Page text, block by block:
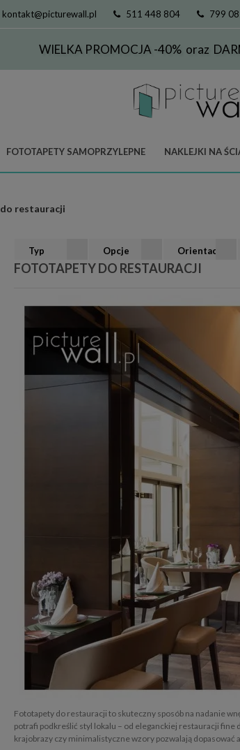
kontakt@picturewall.pl 511 448 804 799
WIELKA PROMOCJA -40% oraz
FOTOTAPETY SAMOPRZYLEPNE NAKLEJKI NA
do restauracji
Typ Opcje Orientacja
FOTOTAPETY DO RESTAURACJI
Fototapety do restauracji to skuteczny sposób na nadanie
potrafi podkreślić styl lokalu – od eleganckiej restauracji
krajobrazy czy minimalistyczne wzory pozwalają dopasować